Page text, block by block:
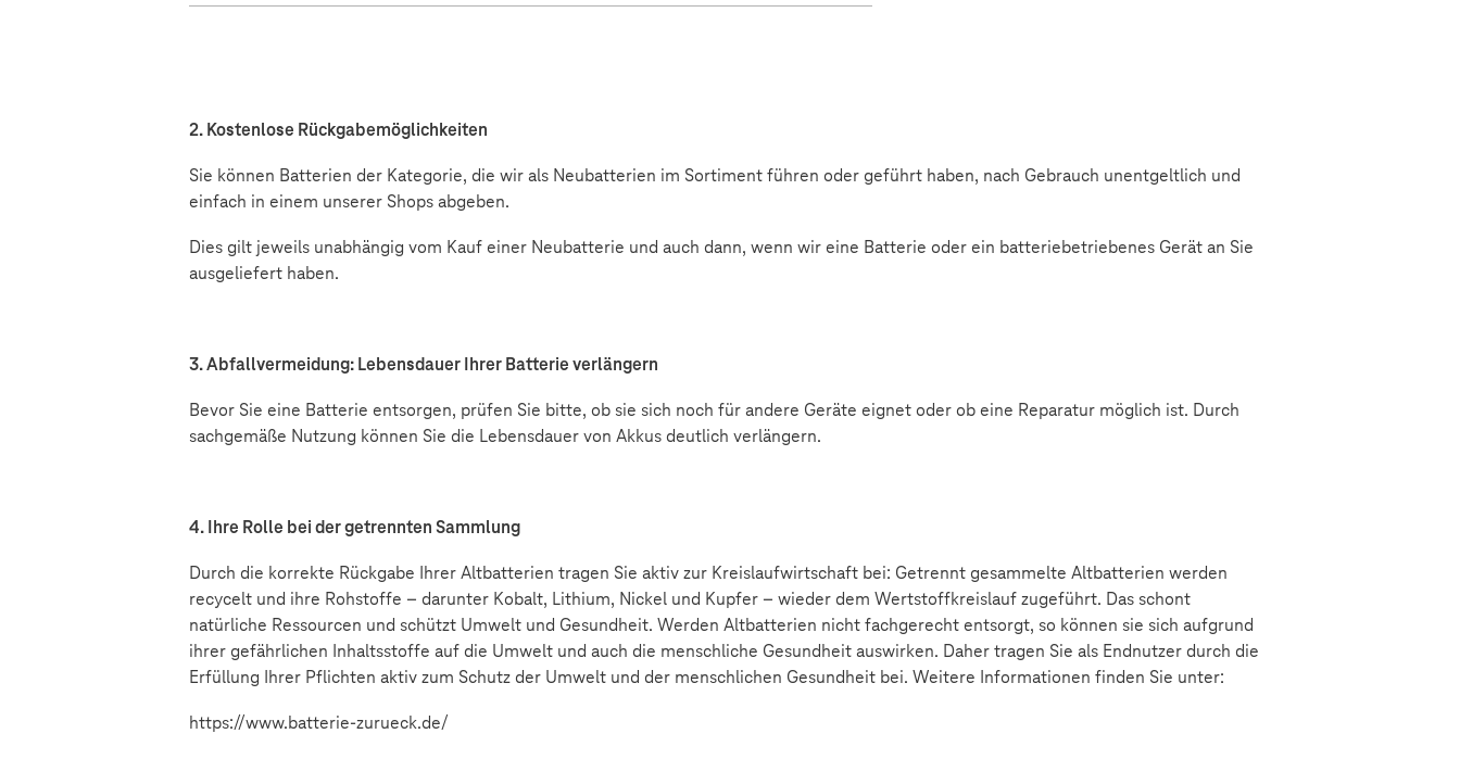
2. Kostenlose Rückgabemöglichkeiten
Sie können Batterien der Kategorie, die wir als Neubatterien im Sortiment führen oder geführt haben, nach Gebrauch unentgeltlich und
einfach in einem unserer Shops abgeben.
Dies gilt jeweils unabhängig vom Kauf einer Neubatterie und auch dann, wenn wir eine Batterie oder ein batteriebetriebenes Gerät an Sie
ausgeliefert haben.
3. Abfallvermeidung: Lebensdauer Ihrer Batterie verlängern
Bevor Sie eine Batterie entsorgen, prüfen Sie bitte, ob sie sich noch für andere Geräte eignet oder ob eine Reparatur möglich ist. Durch
sachgemäße Nutzung können Sie die Lebensdauer von Akkus deutlich verlängern.
4. Ihre Rolle bei der getrennten Sammlung
Durch die korrekte Rückgabe Ihrer Altbatterien tragen Sie aktiv zur Kreislaufwirtschaft bei: Getrennt gesammelte Altbatterien werden
recycelt und ihre Rohstoffe – darunter Kobalt, Lithium, Nickel und Kupfer – wieder dem Wertstoffkreislauf zugeführt. Das schont
natürliche Ressourcen und schützt Umwelt und Gesundheit. Werden Altbatterien nicht fachgerecht entsorgt, so können sie sich aufgrund
ihrer gefährlichen Inhaltsstoffe auf die Umwelt und auch die menschliche Gesundheit auswirken. Daher tragen Sie als Endnutzer durch die
Erfüllung Ihrer Pflichten aktiv zum Schutz der Umwelt und der menschlichen Gesundheit bei. Weitere Informationen finden Sie unter:
https://www.batterie-zurueck.de/